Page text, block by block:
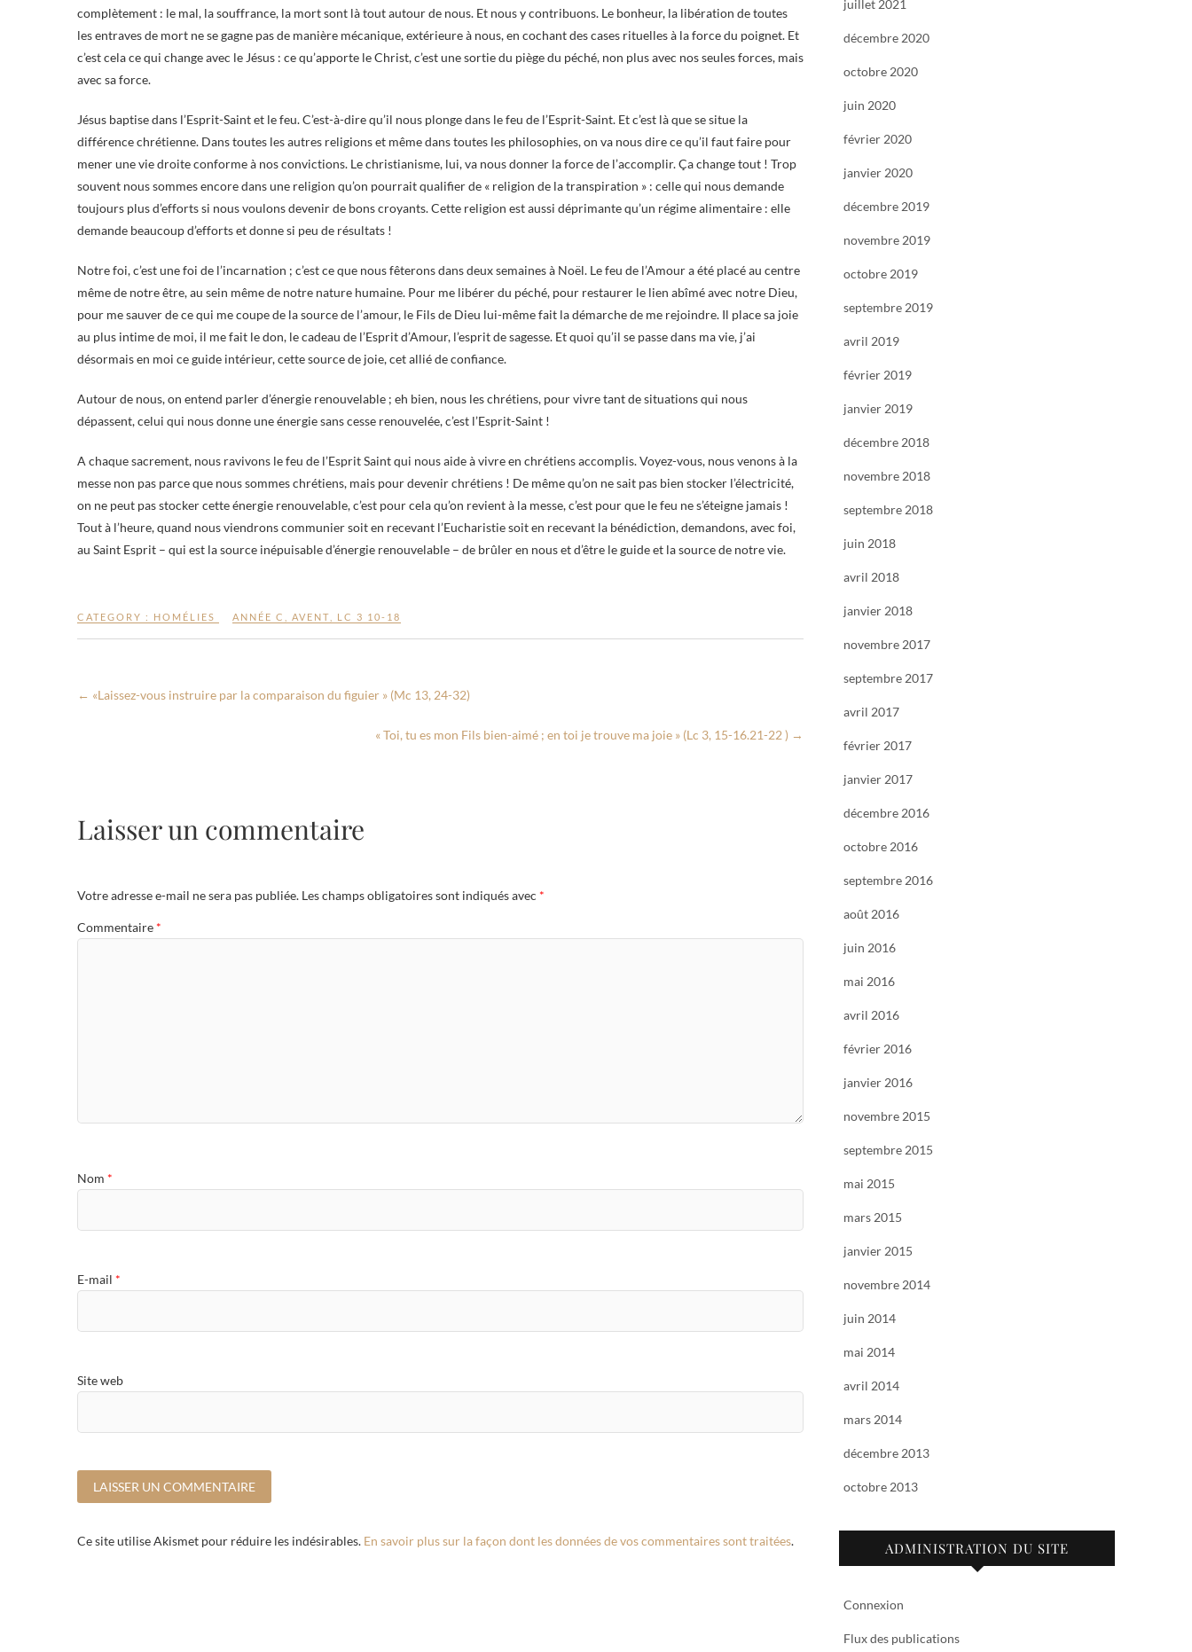
complètement : le mal, la souffrance, la mort sont là tout autour de nous. Et nous y contribuons. Le bonheur, la libération de toutes
les entraves de mort ne se gagne pas de manière mécanique, extérieure à nous, en cochant des cases rituelles à la force du poignet. Et
c’est cela ce qui change avec le Jésus : ce qu’apporte le Christ, c’est une sortie du piège du péché, non plus avec nos seules forces, mais
avec sa force.
Jésus baptise dans l’Esprit-Saint et le feu. C’est-à-dire qu’il nous plonge dans le feu de l’Esprit-Saint. Et c’est là que se situe la
différence chrétienne. Dans toutes les autres religions et même dans toutes les philosophies, on va nous dire ce qu’il faut faire pour
mener une vie droite conforme à nos convictions. Le christianisme, lui, va nous donner la force de l’accomplir. Ça change tout ! Trop
souvent nous sommes encore dans une religion qu’on pourrait qualifier de « religion de la transpiration » : celle qui nous demande
toujours plus d’efforts si nous voulons devenir de bons croyants. Cette religion est aussi déprimante qu’un régime alimentaire : elle
demande beaucoup d’efforts et donne si peu de résultats !
Notre foi, c’est une foi de l’incarnation ; c’est ce que nous fêterons dans deux semaines à Noël. Le feu de l’Amour a été placé au centre
même de notre être, au sein même de notre nature humaine. Pour me libérer du péché, pour restaurer le lien abîmé avec notre Dieu,
pour me sauver de ce qui me coupe de la source de l’amour, le Fils de Dieu lui-même fait la démarche de me rejoindre. Il place sa joie
au plus intime de moi, il me fait le don, le cadeau de l’Esprit d’Amour, l’esprit de sagesse. Et quoi qu’il se passe dans ma vie, j’ai
désormais en moi ce guide intérieur, cette source de joie, cet allié de confiance.
Autour de nous, on entend parler d’énergie renouvelable ; eh bien, nous les chrétiens, pour vivre tant de situations qui nous
dépassent, celui qui nous donne une énergie sans cesse renouvelée, c’est l’Esprit-Saint !
A chaque sacrement, nous ravivons le feu de l’Esprit Saint qui nous aide à vivre en chrétiens accomplis. Voyez-vous, nous venons à la
messe non pas parce que nous sommes chrétiens, mais pour devenir chrétiens ! De même qu’on ne sait pas bien stocker l’électricité,
on ne peut pas stocker cette énergie renouvelable, c’est pour cela qu’on revient à la messe, c’est pour que le feu ne s’éteigne jamais !
Tout à l’heure, quand nous viendrons communier soit en recevant l’Eucharistie soit en recevant la bénédiction, demandons, avec foi,
au Saint Esprit – qui est la source inépuisable d’énergie renouvelable – de brûler en nous et d’être le guide et la source de notre vie.
CATEGORY : HOMÉLIES ANNÉE C AVENT LC 3 10-18
← «Laissez-vous instruire par la comparaison du figuier » (Mc 13, 24-32)
« Toi, tu es mon Fils bien-aimé ; en toi je trouve ma joie » (Lc 3, 15-16.21-22 ) →
Laisser un commentaire
Votre adresse e-mail ne sera pas publiée. Les champs obligatoires sont indiqués avec *
Commentaire *
Nom *
E-mail *
Site web
Ce site utilise Akismet pour réduire les indésirables. En savoir plus sur la façon dont les données de vos commentaires sont traitées.
juillet 2021
décembre 2020
octobre 2020
juin 2020
février 2020
janvier 2020
décembre 2019
novembre 2019
octobre 2019
septembre 2019
avril 2019
février 2019
janvier 2019
décembre 2018
novembre 2018
septembre 2018
juin 2018
avril 2018
janvier 2018
novembre 2017
septembre 2017
avril 2017
février 2017
janvier 2017
décembre 2016
octobre 2016
septembre 2016
août 2016
juin 2016
mai 2016
avril 2016
février 2016
janvier 2016
novembre 2015
septembre 2015
mai 2015
mars 2015
janvier 2015
novembre 2014
juin 2014
mai 2014
avril 2014
mars 2014
décembre 2013
octobre 2013
ADMINISTRATION DU SITE
Connexion
Flux des publications